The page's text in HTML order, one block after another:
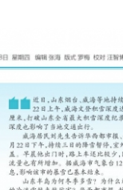
暑期出行“下半场”热度
秋国庆预订已提前“抢跑”